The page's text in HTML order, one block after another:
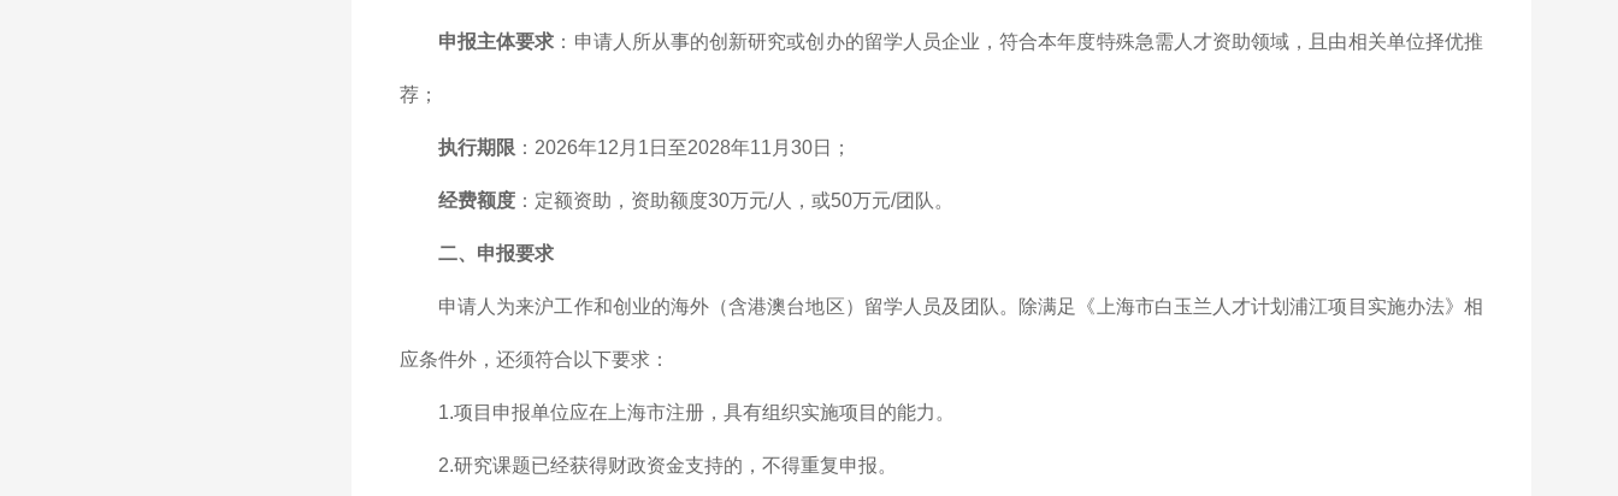
申报主体要求 ：申请人所从事的创新研究或创办的留学人员企业，符合本年度特殊急需人才资助领域，且由相关单位择优推
荐；
执行期限 ：2026年12月1日至2028年11月30日；
经费额度 ：定额资助，资助额度30万元/人，或50万元/团队。
二、申报要求
申请人为来沪工作和创业的海外（含港澳台地区）留学人员及团队。除满足《上海市白玉兰人才计划浦江项目实施办法》相
应条件外，还须符合以下要求：
1.项目申报单位应在上海市注册，具有组织实施项目的能力。
2.研究课题已经获得财政资金支持的，不得重复申报。